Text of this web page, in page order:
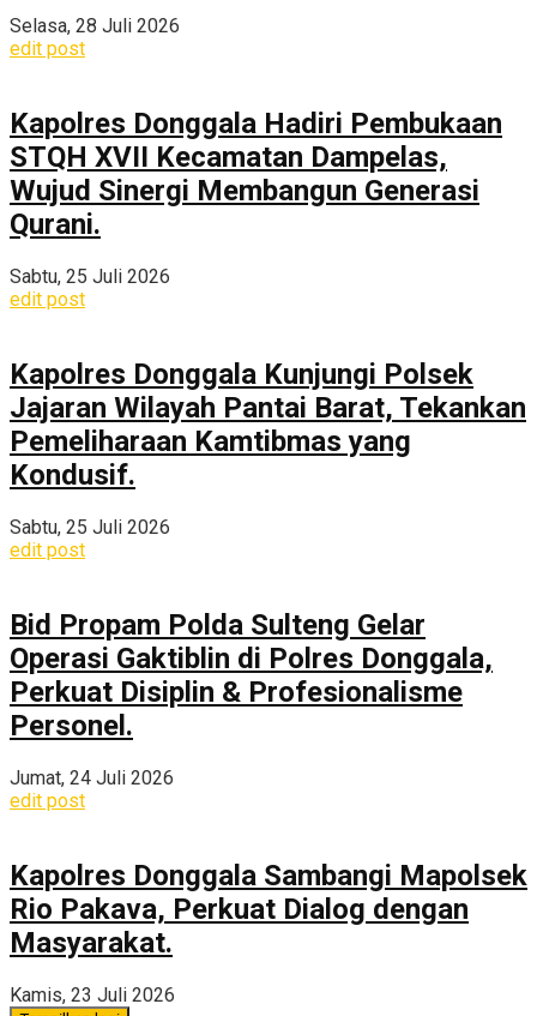
Selasa, 28 Juli 2026
edit post
Kapolres Donggala Hadiri Pembukaan
STQH XVII Kecamatan Dampelas,
Wujud Sinergi Membangun Generasi
Qurani.
Sabtu, 25 Juli 2026
edit post
Kapolres Donggala Kunjungi Polsek
Jajaran Wilayah Pantai Barat, Tekankan
Pemeliharaan Kamtibmas yang
Kondusif.
Sabtu, 25 Juli 2026
edit post
Bid Propam Polda Sulteng Gelar
Operasi Gaktiblin di Polres Donggala,
Perkuat Disiplin & Profesionalisme
Personel.
Jumat, 24 Juli 2026
edit post
Kapolres Donggala Sambangi Mapolsek
Rio Pakava, Perkuat Dialog dengan
Masyarakat.
Kamis, 23 Juli 2026